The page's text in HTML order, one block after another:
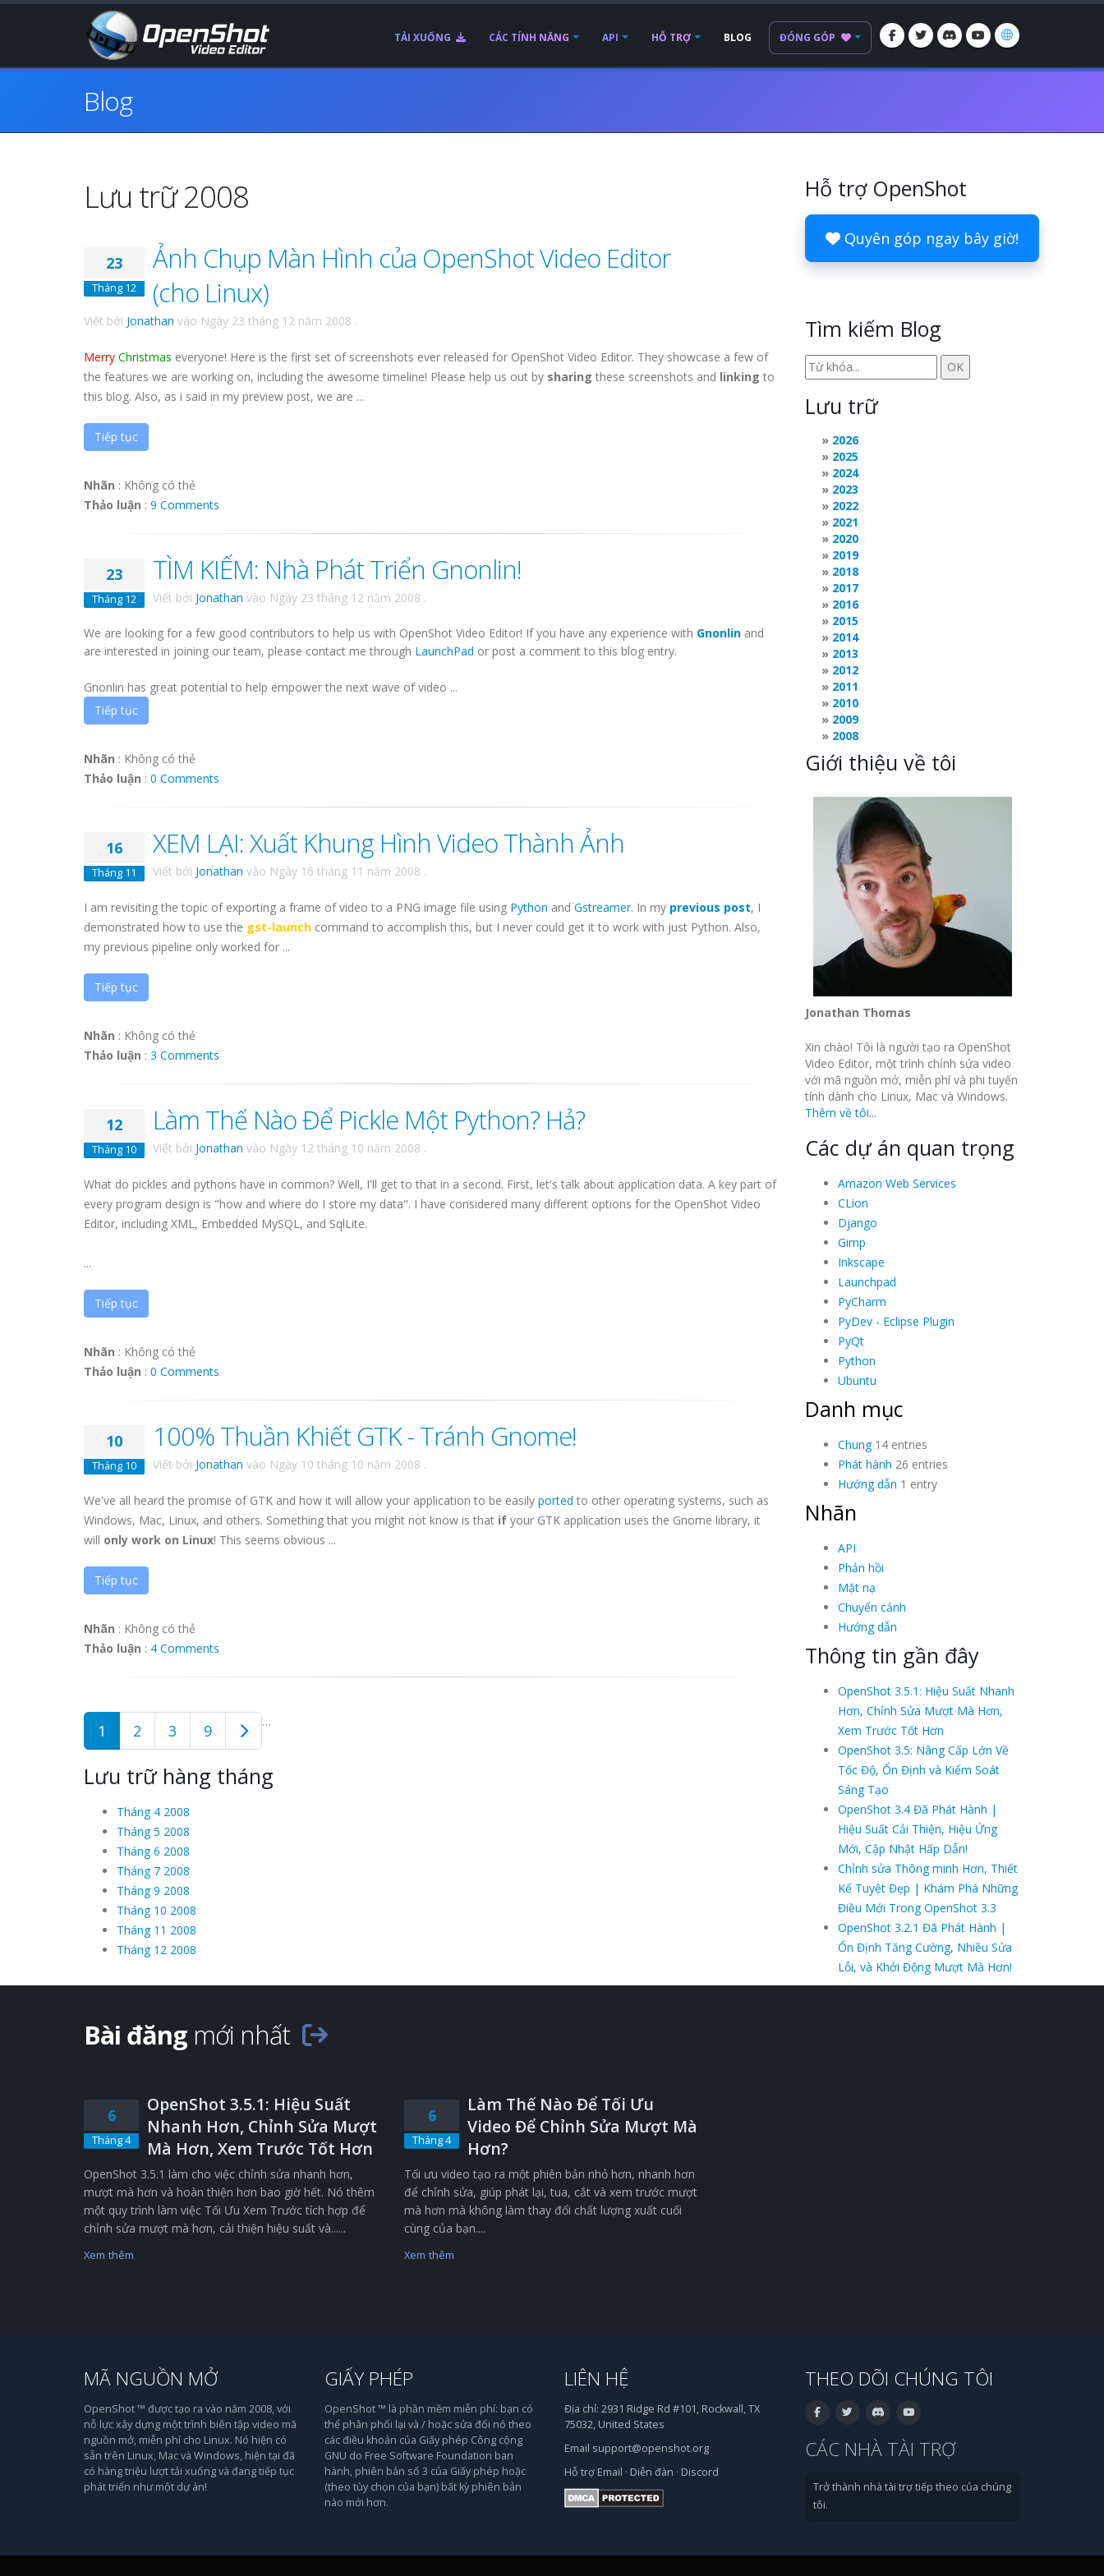
TẢI XUỐNG CÁC TÍNH NĂNG API HỖ TRỢ BLOG ĐÓNG GÓP
Blog
Lưu trữ 2008
23
Tháng 12
Ảnh Chụp Màn Hình của OpenShot Video Editor
(cho Linux)
Viết bởi Jonathan vào Ngày 23 tháng 12 năm 2008 .
Merry Christmas everyone! Here is the first set of screenshots ever released for OpenShot Video Editor. They showcase a few of
the features we are working on, including the awesome timeline! Please help us out by sharing these screenshots and linking to
this blog. Also, as i said in my preview post, we are ...
Tiếp tục
Nhãn : Không có thẻ
Thảo luận : 9 Comments
23
Tháng 12
TÌM KIẾM: Nhà Phát Triển Gnonlin!
Viết bởi Jonathan vào Ngày 23 tháng 12 năm 2008 .
We are looking for a few good contributors to help us with OpenShot Video Editor! If you have any experience with Gnonlin and
are interested in joining our team, please contact me through LaunchPad or post a comment to this blog entry.
Gnonlin has great potential to help empower the next wave of video ...
Tiếp tục
Nhãn : Không có thẻ
Thảo luận : 0 Comments
16
Tháng 11
XEM LẠI: Xuất Khung Hình Video Thành Ảnh
Viết bởi Jonathan vào Ngày 16 tháng 11 năm 2008 .
I am revisiting the topic of exporting a frame of video to a PNG image file using Python and Gstreamer. In my previous post, I
demonstrated how to use the gst-launch command to accomplish this, but I never could get it to work with just Python. Also,
my previous pipeline only worked for ...
Tiếp tục
Nhãn : Không có thẻ
Thảo luận : 3 Comments
12
Tháng 10
Làm Thế Nào Để Pickle Một Python? Hả?
Viết bởi Jonathan vào Ngày 12 tháng 10 năm 2008 .
What do pickles and pythons have in common? Well, I'll get to that in a second. First, let's talk about application data. A key part of
every program design is "how and where do I store my data". I have considered many different options for the OpenShot Video
Editor, including XML, Embedded MySQL, and SqlLite.
...
Tiếp tục
Nhãn : Không có thẻ
Thảo luận : 0 Comments
10
Tháng 10
100% Thuần Khiết GTK - Tránh Gnome!
Viết bởi Jonathan vào Ngày 10 tháng 10 năm 2008 .
We've all heard the promise of GTK and how it will allow your application to be easily ported to other operating systems, such as
Windows, Mac, Linux, and others. Something that you might not know is that if your GTK application uses the Gnome library, it
will only work on Linux! This seems obvious ...
Tiếp tục
Nhãn : Không có thẻ
Thảo luận : 4 Comments
1 2 3 …
9
Lưu trữ hàng tháng
Tháng 4 2008
Tháng 5 2008
Tháng 6 2008
Tháng 7 2008
Tháng 9 2008
Tháng 10 2008
Tháng 11 2008
Tháng 12 2008
Hỗ trợ OpenShot
Quyên góp ngay bây giờ!
Tìm kiếm Blog
Lưu trữ
2026
2025
2024
2023
2022
2021
2020
2019
2018
2017
2016
2015
2014
2013
2012
2011
2010
2009
2008
Giới thiệu về tôi
Jonathan Thomas
Xin chào! Tôi là người tạo ra OpenShot
Video Editor, một trình chỉnh sửa video
với mã nguồn mở, miễn phí và phi tuyến
tính dành cho Linux, Mac và Windows.
Thêm về tôi...
Các dự án quan trọng
Amazon Web Services
CLion
Django
Gimp
Inkscape
Launchpad
PyCharm
PyDev - Eclipse Plugin
PyQt
Python
Ubuntu
Danh mục
Chung14 entries
Phát hành 26 entries
Hướng dẫn 1 entry
Nhãn
API
Phản hồi
Mặt nạ
Chuyển cảnh
Hướng dẫn
Thông tin gần đây
OpenShot 3.5.1: Hiệu Suất Nhanh
Hơn, Chỉnh Sửa Mượt Mà Hơn,
Xem Trước Tốt Hơn
OpenShot 3.5: Nâng Cấp Lớn Về
Tốc Độ, Ổn Định và Kiểm Soát
Sáng Tạo
OpenShot 3.4 Đã Phát Hành |
Hiệu Suất Cải Thiện, Hiệu Ứng
Mới, Cập Nhật Hấp Dẫn!
Chỉnh sửa Thông minh Hơn, Thiết
Kế Tuyệt Đẹp | Khám Phá Những
Điều Mới Trong OpenShot 3.3
OpenShot 3.2.1 Đã Phát Hành |
Ổn Định Tăng Cường, Nhiều Sửa
Lỗi, và Khởi Động Mượt Mà Hơn!
Bài đăng mới nhất
6
Tháng 4
OpenShot 3.5.1: Hiệu Suất
Nhanh Hơn, Chỉnh Sửa Mượt
Mà Hơn, Xem Trước Tốt Hơn
OpenShot 3.5.1 làm cho việc chỉnh sửa nhanh hơn,
mượt mà hơn và hoàn thiện hơn bao giờ hết. Nó thêm
một quy trình làm việc Tối Ưu Xem Trước tích hợp để
chỉnh sửa mượt mà hơn, cải thiện hiệu suất và......
Xem thêm
6
Tháng 4
Làm Thế Nào Để Tối Ưu
Video Để Chỉnh Sửa Mượt Mà
Hơn?
Tối ưu video tạo ra một phiên bản nhỏ hơn, nhanh hơn
để chỉnh sửa, giúp phát lại, tua, cắt và xem trước mượt
mà hơn mà không làm thay đổi chất lượng xuất cuối
cùng của bạn....
Xem thêm
MÃ NGUỒN MỞ
OpenShot ™ được tạo ra vào năm 2008, với
nỗ lực xây dựng một trình biên tập video mã
nguồn mở, miễn phí cho Linux. Nó hiện có
sẵn trên Linux, Mac và Windows, hiện tại đã
có hàng triệu lượt tải xuống và đang tiếp tục
phát triển như một dự án!
GIẤY PHÉP
OpenShot ™ là phần mềm miễn phí: bạn có
thể phân phối lại và / hoặc sửa đổi nó theo
các điều khoản của Giấy phép Công cộng
GNU do Free Software Foundation ban
hành, phiên bản số 3 của Giấy phép hoặc
(theo tùy chọn của bạn) bất kỳ phiên bản
nào mới hơn.
LIÊN HỆ
Địa chỉ: 2931 Ridge Rd #101, Rockwall, TX
75032, United States
Email support@openshot.org
Hỗ trợ Email · Diễn đàn · Discord
THEO DÕI CHÚNG TÔI
CÁC NHÀ TÀI TRỢ
Trở thành nhà tài trợ tiếp theo của chúng
tôi.